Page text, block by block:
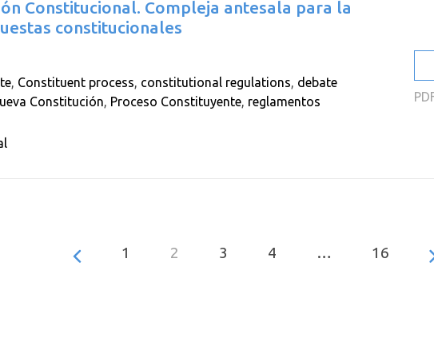
Constitucional. Compleja antesala para la
constitucionales
, Constituent process, constitutional regulations, debate
Constitución, Proceso Constituyente, reglamentos
1 2 3 4 … 16